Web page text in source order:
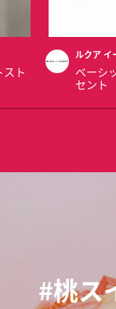
ト
ルクア イ
ベーシ
セント
#桃ス